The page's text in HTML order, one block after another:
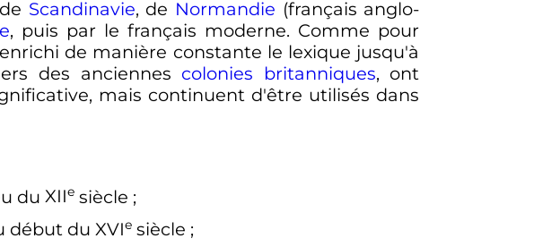
Scandinavie, de Normandie (français anglo-
, puis par le français moderne. Comme pour
de manière constante le lexique jusqu'à
des anciennes colonies britanniques, ont
mais continuent d'être utilisés dans
du XIIe siècle ;
début du XVIe siècle ;